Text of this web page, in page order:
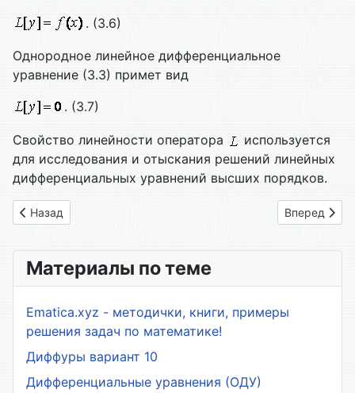
. (3.6)
Однородное линейное дифференциальное
уравнение (3.3) примет вид
. (3.7)
Свойство линейности оператора
используется
для исследования и отыскания решений линейных
дифференциальных уравнений высших порядков.
Предыдущий: 3.1. Линейные дифференциальные уравнения
Назад Следующий:
Вперед
Материалы по теме
Ematica.xyz - методички, книги, примеры
решения задач по математике!
Диффуры вариант 10
Дифференциальные уравнения (ОДУ)